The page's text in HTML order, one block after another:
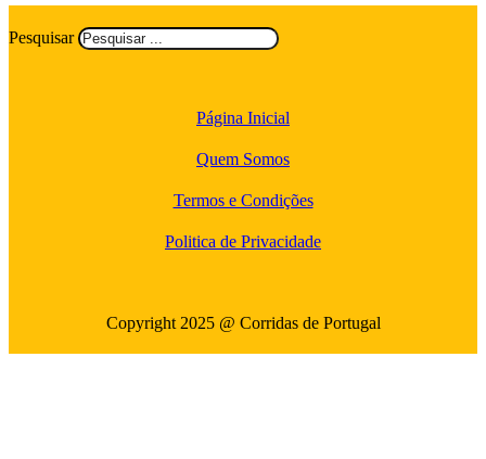
Pesquisar
Página Inicial
Quem Somos
Termos e Condições
Politica de Privacidade
Copyright 2025 @ Corridas de Portugal